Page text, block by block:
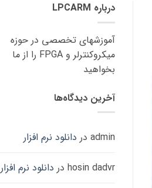
درباره LPCARM
آموزشهای تخصصی در حوزه
میکروکنترلر و FPGA را از ما
بخواهید
آخرین دیدگاه‌ها
admin در دانلود نرم افزار
hosin dadvr در دانلود نرم افزار